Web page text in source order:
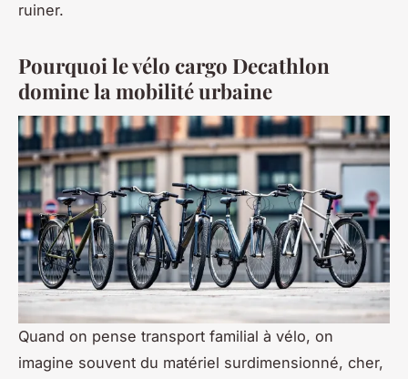
ruiner.
Pourquoi le vélo cargo Decathlon
domine la mobilité urbaine
Quand on pense transport familial à vélo, on
imagine souvent du matériel surdimensionné, cher,